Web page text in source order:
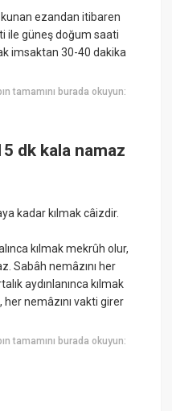
ezandan itibaren
ile güneş doğum saati
imsaktan 30-40 dakika
tamamını burada okuyun:
dk kala namaz
kadar kılmak câizdir.
kılmak mekrûh olur,
Sabâh nemâzını her
aydınlanınca kılmak
her nemâzını vakti girer
tamamını burada okuyun: